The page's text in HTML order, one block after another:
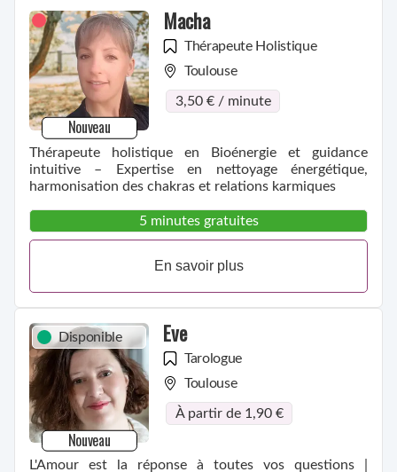
Nouveau
Macha
Thérapeute Holistique
Toulouse
3,50 € / minute
Thérapeute holistique en Bioénergie et guidance
intuitive – Expertise en nettoyage énergétique,
harmonisation des chakras et relations karmiques
5 minutes gratuites
En savoir plus
Disponible
Nouveau
Eve
Tarologue
Toulouse
À partir de 1,90 €
L'Amour est la réponse à toutes vos questions |